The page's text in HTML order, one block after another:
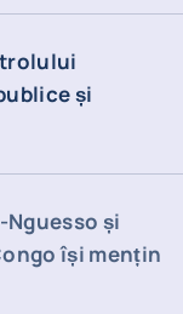
și
și
își mențin